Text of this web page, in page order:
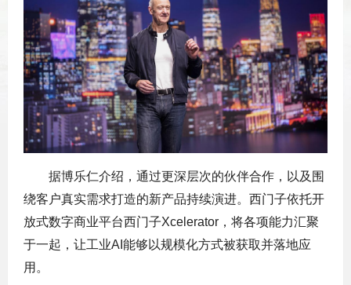
据博乐仁介绍，通过更深层次的伙伴合作，以及围
绕客户真实需求打造的新产品持续演进。西门子依托开
放式数字商业平台西门子Xcelerator，将各项能力汇聚
于一起，让工业AI能够以规模化方式被获取并落地应
用。